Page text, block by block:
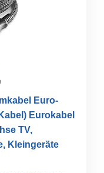
Euro-
Eurokabel
TV,
Kleingeräte